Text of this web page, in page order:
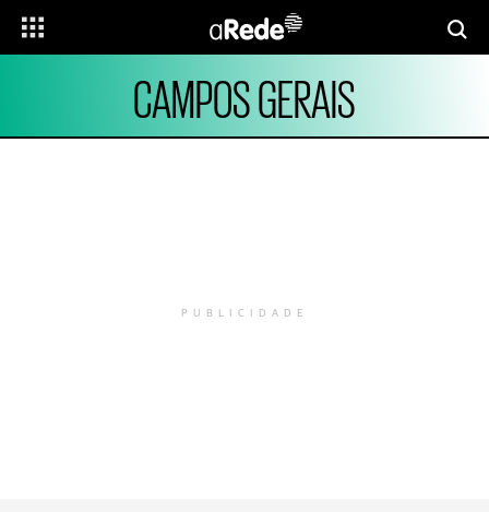
CAMPOS GERAIS
PUBLICIDADE